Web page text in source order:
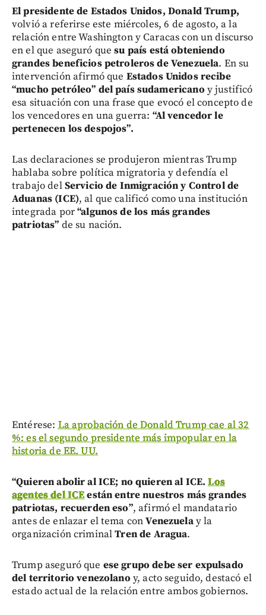
El presidente de Estados Unidos, Donald Trump,
volvió a referirse este miércoles, 6 de agosto, a la
relación entre Washington y Caracas con un discurso
en el que aseguró quesu país está obteniendo
grandes beneficios petroleros de Venezuela. En su
intervención afirmó que Estados Unidos recibe
“mucho petróleo” del país sudamericano y justificó
esa situación con una frase que evocó el concepto de
los vencedores en una guerra: “Al vencedor le
pertenecen los despojos”.
Las declaraciones se produjeron mientras Trump
hablaba sobre política migratoria y defendía el
trabajo delServicio de Inmigración y Control de
Aduanas (ICE), al que calificó como una institución
integrada por“algunos de los más grandes
patriotas” de su nación.
Entérese: La aprobación de Donald Trump cae al 32
%: es el segundo presidente más impopular en la
historia de EE. UU.
“Quieren abolir al ICE; no quieren al ICE.Los
agentes del ICEestán entre nuestros más grandes
patriotas, recuerden eso”, afirmó el mandatario
antes de enlazar el tema conVenezuelay la
organización criminalTren de Aragua.
Trump aseguró que ese grupo debe ser expulsado
del territorio venezolano y, acto seguido, destacó el
estado actual de la relación entre ambos gobiernos.